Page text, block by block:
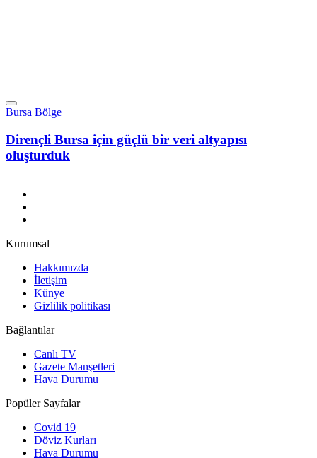
Bursa Bölge
Dirençli Bursa için güçlü bir veri altyapısı
oluşturduk
Kurumsal
Hakkımızda
İletişim
Künye
Gizlilik politikası
Bağlantılar
Canlı TV
Gazete Manşetleri
Hava Durumu
Popüler Sayfalar
Covid 19
Döviz Kurları
Hava Durumu